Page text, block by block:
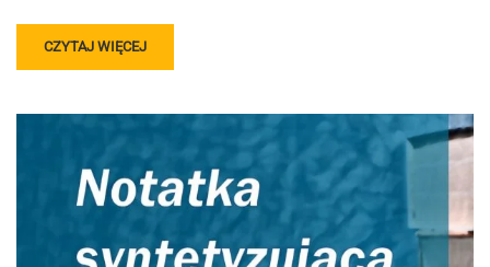
READ
MORE
CZY
MATURĘ
POLSKIEGO
CZYTAJ WIĘCEJ